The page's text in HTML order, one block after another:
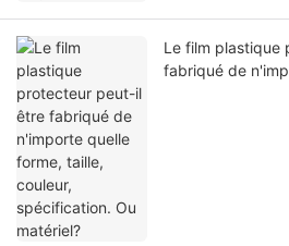
Le film plastique
fabriqué de